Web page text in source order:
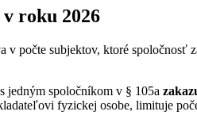
roku 2026
počte subjektov, ktoré
jedným spoločníkom v § 105a
fyzickej osobe, limituje